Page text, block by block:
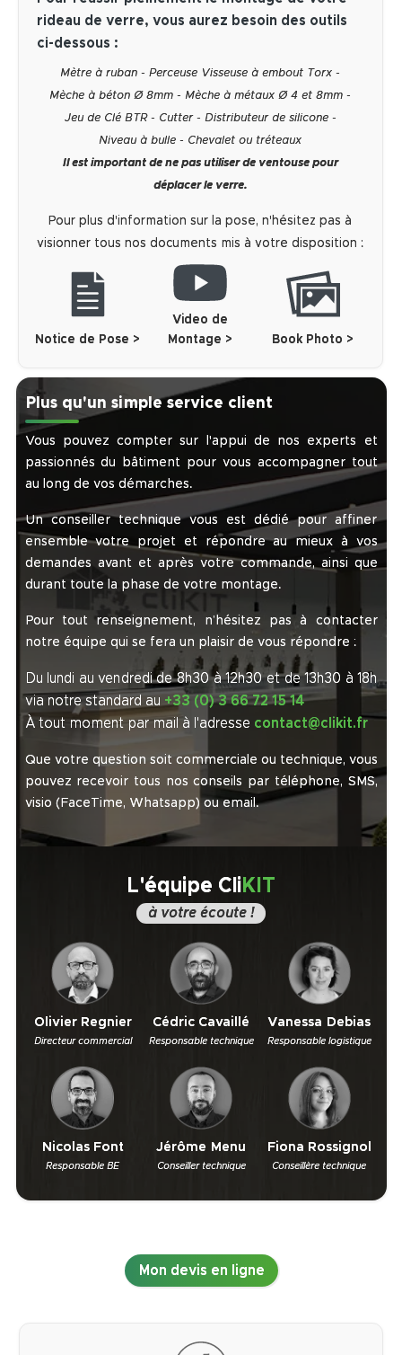
rideau de verre, vous aurez besoin des outils
ci-dessous :
Mètre à ruban - Perceuse Visseuse à embout Torx -
Mèche à béton Ø 8mm - Mèche à métaux Ø 4 et 8mm -
Jeu de Clé BTR - Cutter - Distributeur de silicone -
Niveau à bulle - Chevalet ou tréteaux
Il est important de ne pas utiliser de ventouse pour
déplacer le verre.
Pour plus d'information sur la pose, n'hésitez pas à
visionner tous nos documents mis à votre disposition :
Notice de Pose >
Video de
Montage >
Book Photo >
Plus qu'un simple service client
Vous pouvez compter sur l'appui de nos experts et
passionnés du bâtiment pour vous accompagner tout
au long de vos démarches.
Un conseiller technique vous est dédié pour affiner
ensemble votre projet et répondre au mieux à vos
demandes avant et après votre commande, ainsi que
durant toute la phase de votre montage.
Pour tout renseignement, n’hésitez pas à contacter
notre équipe qui se fera un plaisir de vous répondre :
Du lundi au vendredi de 8h30 à 12h30 et de 13h30 à 18h
via notre standard au +33 (0) 3 66 72 15 14
À tout moment par mail à l'adresse contact@clikit.fr
Que votre question soit commerciale ou technique, vous
pouvez recevoir tous nos conseils par téléphone, SMS,
visio (FaceTime, Whatsapp) ou email.
L'équipe Cli KIT
à votre écoute !
Olivier Regnier
Directeur commercial
Cédric Cavaillé
Responsable technique
Vanessa Debias
Responsable logistique
Nicolas Font
Responsable BE
Jérôme Menu
Conseiller technique
Fiona Rossignol
Conseillère technique
Mon devis en ligne